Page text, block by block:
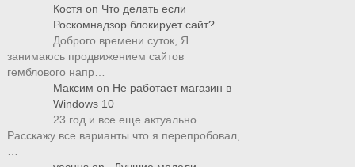
Костя on Что делать если
Роскомнадзор блокирует сайт?
Доброго времени суток, Я
занимаюсь продвижением сайтов
гемблового напр…
Максим on Не работает магазин в
Windows 10
23 год и все еще актуально.
Расскажу все варианты что я перепробовал,